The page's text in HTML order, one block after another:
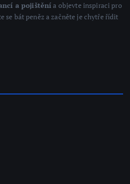
a pojištěnía objevte inspiraci pro
se bát peněz a začněte je chytře řídit